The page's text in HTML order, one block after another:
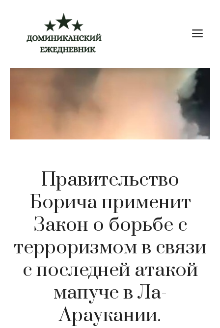
содержимому
Правительство
Борича применит
Закон о борьбе с
терроризмом в связи
с последней атакой
мапуче в Ла-
Араукании.